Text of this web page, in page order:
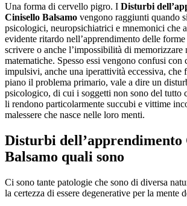
Una forma di cervello pigro. I Disturbi
Cinisello Balsamo vengono raggiunti quando
psicologici, neuropsichiatrici e mnemonici che
evidente ritardo nell’apprendimento delle
scrivere o anche l’impossibilità di memorizzare
matematiche. Spesso essi vengono confusi con
impulsivi, anche una iperattività eccessiva, che
piano il problema primario, vale a dire un
psicologico, di cui i soggetti non sono del tutto
li rendono particolarmente succubi e vittime
malessere che nasce nelle loro menti.
Disturbi dell’apprendimento
Balsamo quali sono
Ci sono tante patologie che sono di diversa
la certezza di essere degenerative per la mente